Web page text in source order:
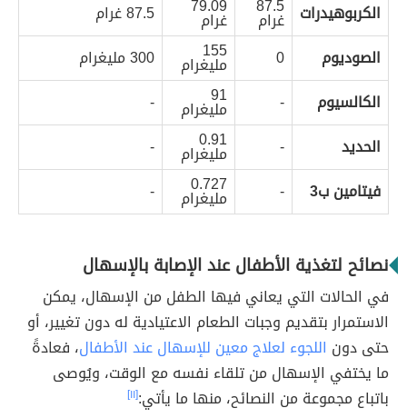
الكربوهيدرات 87.5
غرام
79.09
غرام
87.5 غرام
الصوديوم
0
155
مليغرام
300 مليغرام
الكالسيوم
-
91
مليغرام
-
الحديد
-
0.91
مليغرام
-
فيتامين ب3
-
0.727
مليغرام -
نصائح لتغذية الأطفال عند الإصابة بالإسهال
في الحالات التي يعاني فيها الطفل من الإسهال، يمكن
الاستمرار بتقديم وجبات الطعام الاعتيادية له دون تغيير، أو
حتى دون اللجوء لعلاج معين للإسهال عند الأطفال، فعادةً
ما يختفي الإسهال من تلقاء نفسه مع الوقت، ويُوصى
باتباع مجموعة من النصائح، منها ما يأتي:[١١]